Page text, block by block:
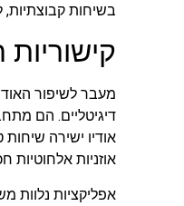
בשיחות קבוצתיות,
דיגיטליים. הם
אודיו ישירה שיחות
אוזניות אלחוטיות
אפליקציות נלוות